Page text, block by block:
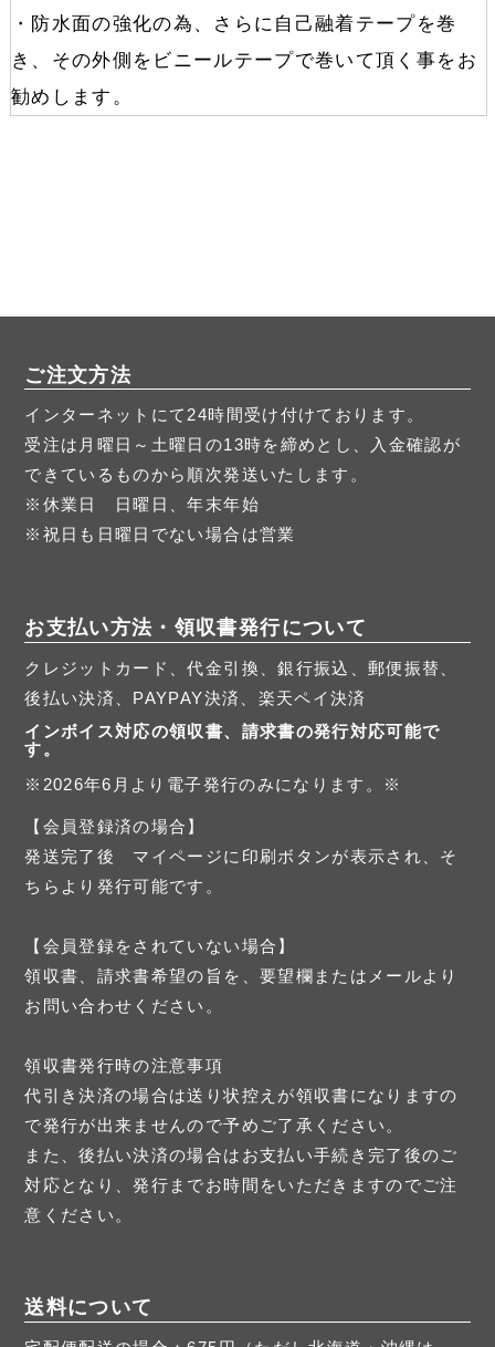
・防水面の強化の為、さらに自己融着テープを巻
き、その外側をビニールテープで巻いて頂く事をお
勧めします。
ご注文方法
インターネットにて24時間受け付けております。
受注は月曜日～土曜日の13時を締めとし、入金確認が
できているものから順次発送いたします。
※休業日 日曜日、年末年始
※祝日も日曜日でない場合は営業
お支払い方法・領収書発行について
クレジットカード、代金引換、銀行振込、郵便振替、
後払い決済、PAYPAY決済、楽天ペイ決済
インボイス対応の領収書、請求書の発行対応可能で
す。
※2026年6月より電子発行のみになります。※
【会員登録済の場合】
発送完了後 マイページに印刷ボタンが表示され、そ
ちらより発行可能です。
【会員登録をされていない場合】
領収書、請求書希望の旨を、要望欄またはメールより
お問い合わせください。
領収書発行時の注意事項
代引き決済の場合は送り状控えが領収書になりますの
で発行が出来ませんので予めご了承ください。
また、後払い決済の場合はお支払い手続き完了後のご
対応となり、発行までお時間をいただきますのでご注
意ください。
送料について